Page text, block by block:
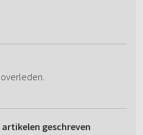
overleden.
geschreven